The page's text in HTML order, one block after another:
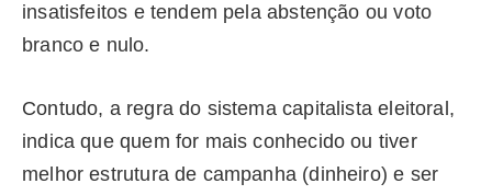
insatisfeitos e tendem pela abstenção ou voto
branco e nulo.
Contudo, a regra do sistema capitalista eleitoral,
indica que quem for mais conhecido ou tiver
melhor estrutura de campanha (dinheiro) e ser